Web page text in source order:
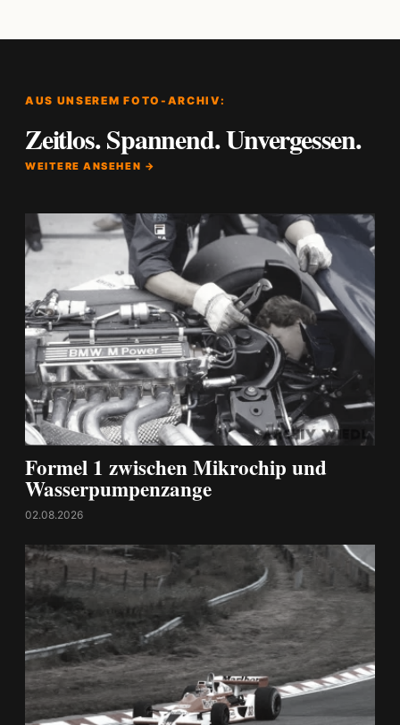
AUS UNSEREM FOTO-ARCHIV:
Zeitlos. Spannend. Unvergessen.
WEITERE ANSEHEN →
Formel 1 zwischen Mikrochip und
Wasserpumpenzange
02.08.2026